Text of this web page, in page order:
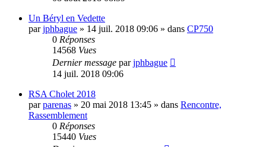
Un Béryl en Vedette
parjphbague » 14 juil. 2018 09:06 » dans CP750
0 Réponses
14568 Vues
Dernier message parjphbague
14 juil. 2018 09:06
RSA Cholet 2018
parparenas » 20 mai 2018 13:45 » dans Rencontre,
Rassemblement
0 Réponses
15440 Vues